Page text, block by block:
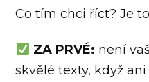
Co tím chci říct? Je
ZA PRVÉ: není
skvělé texty, když